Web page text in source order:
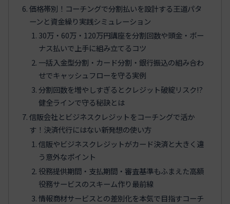
価格帯別！コーチングで分割払いを設計する王道パタ
ーンと資金繰り実践シミュレーション
30万・60万・120万円講座を分割回数や頭金・ボー
ナス払いで上手に組み立てるコツ
一括入金型分割・カード分割・銀行振込の組み合わ
せでキャッシュフローを守る実例
分割回数を増やしすぎるとクレジット破綻リスク!?
健全ラインで守る秘訣とは
信販会社とビジネスクレジットをコーチングで活か
す！決済代行にはない新発想の使い方
信販やビジネスクレジットがカード決済と大きく違
う意外なポイント
役務提供期間・支払期間・審査基準もふまえた高額
役務サービスのスキーム作り最前線
情報商材サービスとの差別化を本気で目指すコーチ